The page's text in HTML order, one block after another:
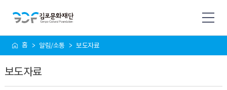
사
이
맵
홈 알림/소통 보도자료
보도자료